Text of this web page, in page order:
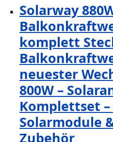
Solarway
komplett
neuester
800W –
Komplettset –
Solarmodule
Zubehör